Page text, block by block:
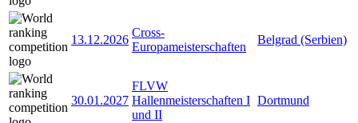
13.12.2026
Cross-
Europameisterschaften
Belgrad (Serbien)
30.01.2027
FLVW
Hallenmeisterschaften I
und II
Dortmund